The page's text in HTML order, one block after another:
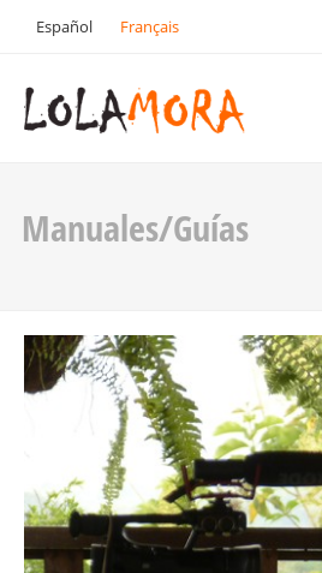
Español Français
Manuales/Guías